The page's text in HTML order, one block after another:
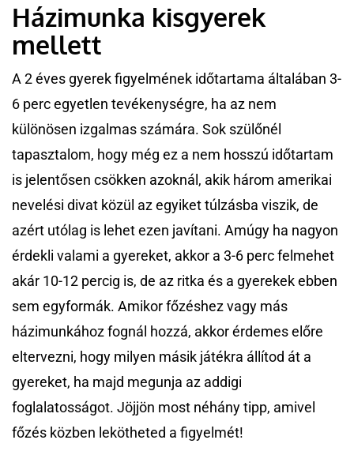
Házimunka kisgyerek
mellett
A 2 éves gyerek figyelmének időtartama általában 3-
6 perc egyetlen tevékenységre, ha az nem
különösen izgalmas számára. Sok szülőnél
tapasztalom, hogy még ez a nem hosszú időtartam
is jelentősen csökken azoknál, akik három amerikai
nevelési divat közül az egyiket túlzásba viszik, de
azért utólag is lehet ezen javítani. Amúgy ha nagyon
érdekli valami a gyereket, akkor a 3-6 perc felmehet
akár 10-12 percig is, de az ritka és a gyerekek ebben
sem egyformák. Amikor főzéshez vagy más
házimunkához fognál hozzá, akkor érdemes előre
eltervezni, hogy milyen másik játékra állítod át a
gyereket, ha majd megunja az addigi
foglalatosságot. Jöjjön most néhány tipp, amivel
főzés közben lekötheted a figyelmét!